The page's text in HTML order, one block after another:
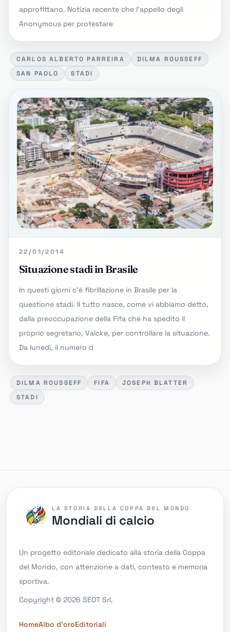
approfittano. Notizia recente che l'appello degli
Anonymous per protestare
CARLOS ALBERTO PARREIRA
DILMA ROUSSEFF
SAN PAOLO
STADI
22/01/2014
Situazione stadi in Brasile
In questi giorni c'è fibrillazione in Brasile per la
questione stadi. Il tutto nasce, come vi abbiamo detto,
dalla preoccupazione della Fifa che ha spedito il
proprio segretario, Valcke, per controllare la situazione.
Da lunedì, il numero d
DILMA ROUSSEFF FIFA
JOSEPH BLATTER
STADI
LA STORIA DELLA COPPA DEL MONDO
Mondiali di calcio
Un progetto editoriale dedicato alla storia della Coppa
del Mondo, con attenzione a dati, contesto e memoria
sportiva.
Copyright © 2026 SEOT Srl.
HomeAlbo d'oroEditoriali